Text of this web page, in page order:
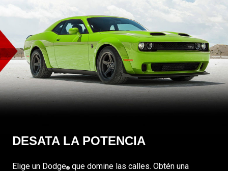
DESATA LA POTENCIA
Elige un Dodge® que domine las calles. Obtén una